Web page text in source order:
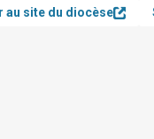
au site du diocèse